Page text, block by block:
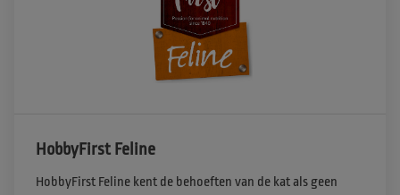
HobbyFirst Feline
HobbyFirst Feline kent de behoeften van de kat als geen